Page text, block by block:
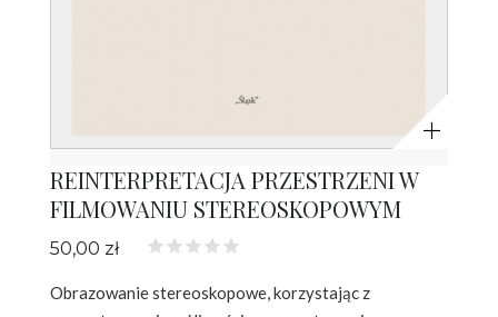
REINTERPRETACJA PRZESTRZENI W
FILMOWANIU STEREOSKOPOWYM
50,00 zł
Obrazowanie stereoskopowe, korzystając z